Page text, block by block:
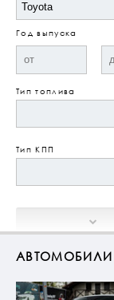
Год выпуска
Тип топлива
Тип КПП
АВТОМОБИЛИ